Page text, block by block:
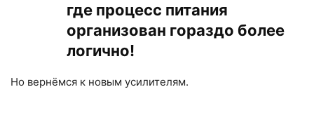
где процесс питания
организован гораздо более
логично!
Но вернёмся к новым усилителям.